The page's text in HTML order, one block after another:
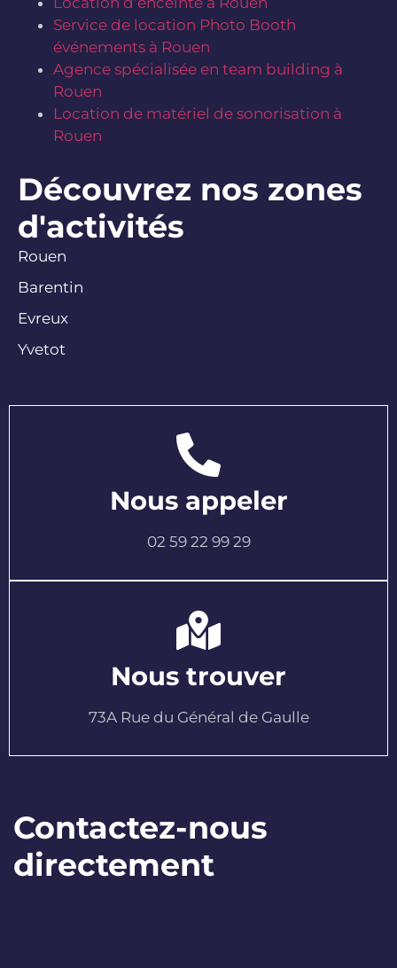
Service de location Photo Booth
événements à Rouen
Agence spécialisée en team building à
Rouen
Location de matériel de sonorisation à
Rouen
Découvrez nos zones
d'activités
Rouen
Barentin
Evreux
Yvetot
Nous appeler
02 59 22 99 29
Nous trouver
73A Rue du Général de Gaulle
Contactez-nous
directement